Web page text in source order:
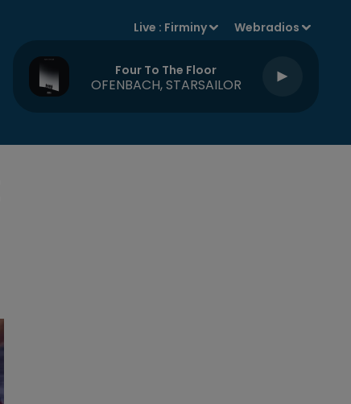
Live : Firminy Webradios
Four To The Floor
OFENBACH, STARSAILOR